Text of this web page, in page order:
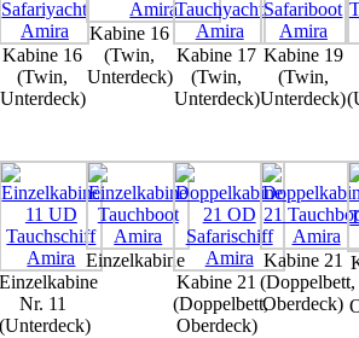
Kabine 16
(Twin,
Unterdeck)
Kabine 16
(Twin,
Unterdeck)
Kabine 17
(Twin,
Unterdeck)
Kabine 19
(Twin,
Unterdeck)
Einzelkabine
Nr. 11
(Unterdeck)
Einzelkabine
Kabine 21
(Doppelbett,
Oberdeck)
Kabine 21
(Doppelbett,
Oberdeck)